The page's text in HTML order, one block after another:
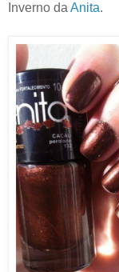
Inverno da Anita.